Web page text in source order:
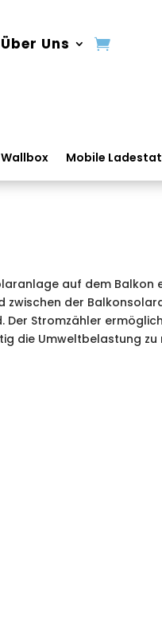
Über Uns
Wallbox Mobile
auf dem Balkon
zwischen der
Der Stromzähler
die Umweltbelastung zu